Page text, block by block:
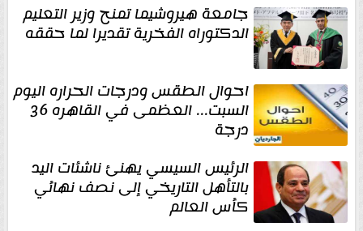
جامعة هيروشيما تمنح وزير التعليم
الدكتوراه الفخرية تقديرا لما حققه
احوال الطقس ودرجات الحراره اليوم
السبت... العظمى في القاهره 36
درجة
الرئيس السيسي يهنئ ناشئات اليد
بالتأهل التاريخي إلى نصف نهائي
كأس العالم